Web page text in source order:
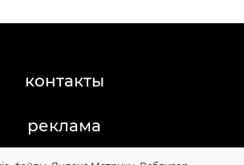
контакты
реклама